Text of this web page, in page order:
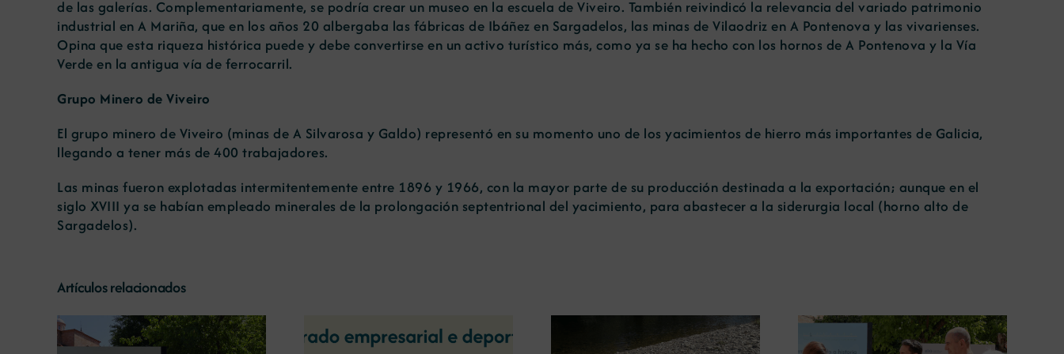
de las galerías. Complementariamente, se podría crear un museo en la escuela de Viveiro. También reivindicó la relevancia del variado patrimonio
industrial en A Mariña, que en los años 20 albergaba las fábricas de Ibáñez en Sargadelos, las minas de Vilaodriz en A Pontenova y las vivarienses.
Opina que esta riqueza histórica puede y debe convertirse en un activo turístico más, como ya se ha hecho con los hornos de A Pontenova y la Vía
Verde en la antigua vía de ferrocarril.
Grupo Minero de Viveiro
El grupo minero de Viveiro (minas de A Silvarosa y Galdo) representó en su momento uno de los yacimientos de hierro más importantes de Galicia,
llegando a tener más de 400 trabajadores.
Las minas fueron explotadas intermitentemente entre 1896 y 1966, con la mayor parte de su producción destinada a la exportación; aunque en el
siglo XVIII ya se habían empleado minerales de la prolongación septentrional del yacimiento, para abastecer a la siderurgia local (horno alto de
Sargadelos).
Artículos relacionados